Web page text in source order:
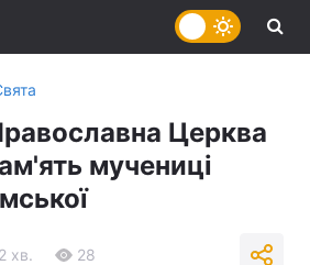
Церква
мучениці
2 хв. 28